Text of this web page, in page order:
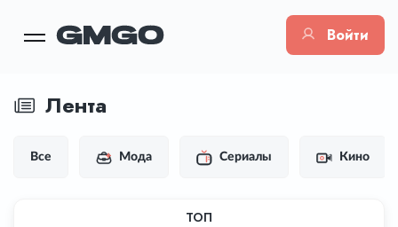
Войти
Лента
Все Мода Сериалы Кино
ТОП